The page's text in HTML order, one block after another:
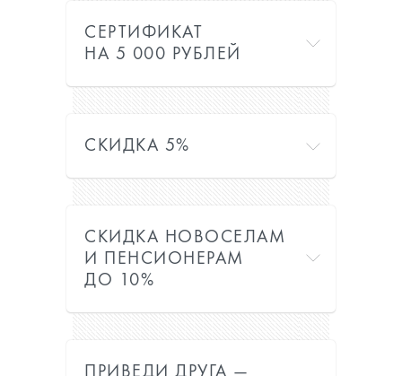
СЕРТИФИКАТ
НА 5 000 РУБЛЕЙ
СКИДКА 5%
СКИДКА НОВОСЕЛАМ
И ПЕНСИОНЕРАМ
ДО 10%
ПРИВЕДИ ДРУГА —